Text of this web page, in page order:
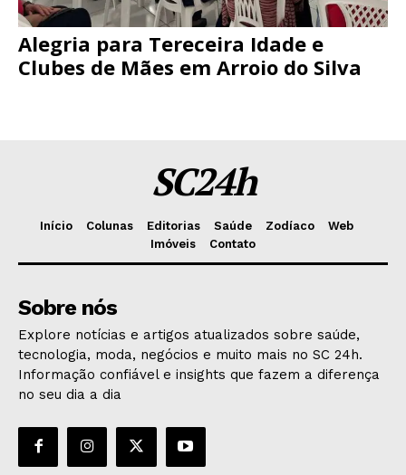
Alegria para Tereceira Idade e
Clubes de Mães em Arroio do Silva
SC24h
Início Colunas Editorias Saúde Zodíaco
Web
Imóveis
Contato
Sobre nós
Explore notícias e artigos atualizados sobre saúde,
tecnologia, moda, negócios e muito mais no SC 24h.
Informação confiável e insights que fazem a diferença
no seu dia a dia